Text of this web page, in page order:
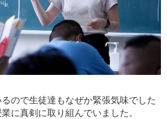
ので生徒達もなぜか緊張気味でした
に真剣に取り組んでいました。